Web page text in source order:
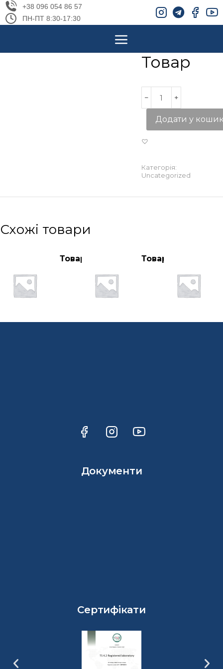
+38 096 054 86 57
ПН-ПТ 8:30-17:30
Товар
Додати у
Категорія:
Uncategorized
Схожі товари
Товар Товар
Документи
Сертифікати